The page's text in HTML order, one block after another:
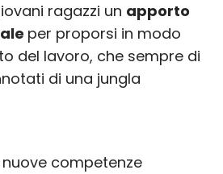
ragazzi un apporto
per proporsi in modo
del lavoro, che sempre di
di una jungla
competenze